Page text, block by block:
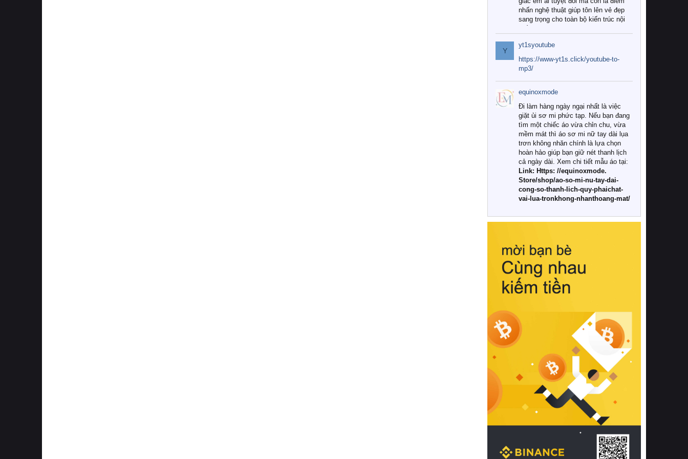
nhấn nghệ thuật giúp tôn lên vẻ đẹp
sang trọng cho toàn bộ kiến trúc nội
Tuy nhiên, giữa thị trường đa dạng
với vô vàn thương hiệu và mẫu mã
như hiện nay, làm thế nào để chọn
được những bộ chăn ga gối đệm cao
cấp thực sự chất lượng, phù hợp với
khí hậu và nhu cầu sử dụng của gia
đình? Hãy cùng chúng tôi đi tìm lời
giải đáp chi tiết qua bài viết dưới đây.
1. Tại sao các gia đình hiện đại lại ưa
chuộng chăn ga gối đệm cao cấp?
Khác với các dòng sản phẩm thông
thường, những bộ chăn ga gối đệm
cao cấp trải qua quy trình sản xuất
nghiêm ngặt từ khâu chọn lọc nguyên
liệu tự nhiên đến công nghệ dệt
nhuộm hiện đại không chứa hóa chất
này, bạn sẽ cảm nhận rõ rệt sự khác
hồi chuẩn xác của phần đệm nâng đỡ
cột sống.
Bên cạnh đó, việc lựa chọn các dòng
sản phẩm đạt chuẩn chất lượng quốc
tế còn giúp ngăn ngừa tình trạng kích
khuẩn và nấm mốc trong điều kiện
thời tiết nóng ẩm. Bạn có thể tìm hiểu
thêm các nghiên cứu khoa học về tác
động của giấc ngủ và môi trường
phòng ngủ đối với sức khỏe con
người tại Sleep Foundation (External
Link) để có cái nhìn toàn diện hơn.
2. Các tiêu chí vàng khi lựa chọn
chăn ga gối đệm cao cấp cho phòng
ngủ
Để sở hữu một bộ chăn ga gối đệm
cao cấp hoàn hảo cả về thẩm mỹ lẫn
công năng, người tiêu dùng cần cân
nhắc kỹ lưỡng các tiêu chí quan trọng
Y
yt1syoutube
https://www-yt1s.click/youtube-to-
mp3/
equinoxmode
Đi làm hàng ngày ngại nhất là việc
giặt ủi sơ mi phức tạp. Nếu bạn đang
tìm một chiếc áo vừa chỉn chu, vừa
mềm mát thì áo sơ mi nữ tay dài lụa
trơn không nhăn chính là lựa chọn
hoàn hảo giúp bạn giữ nét thanh lịch
cả ngày dài. Xem chi tiết mẫu áo tại:
Link: Https: //equinoxmode.
Store/shop/ao-so-mi-nu-tay-dai-
cong-so-thanh-lich-quy-phaichat-
vai-lua-tronkhong-nhanthoang-mat/